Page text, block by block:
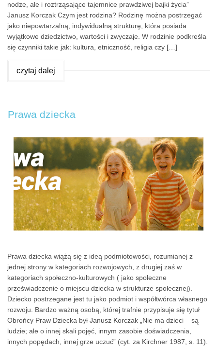
nodze, ale i roztrząsające tajemnice prawdziwej bajki życia”
Janusz Korczak Czym jest rodzina? Rodzinę można postrzegać
jako niepowtarzalną, indywidualną strukturę, która posiada
wyjątkowe dziedzictwo, wartości i zwyczaje. W rodzinie podkreśla
się czynniki takie jak: kultura, etniczność, religia czy […]
czytaj dalej
Prawa dziecka
Prawa dziecka wiążą się z ideą podmiotowości, rozumianej z
jednej strony w kategoriach rozwojowych, z drugiej zaś w
kategoriach społeczno-kulturowych ( jako społeczne
przeświadczenie o miejscu dziecka w strukturze społecznej).
Dziecko postrzegane jest tu jako podmiot i współtwórca własnego
rozwoju. Bardzo ważną osobą, której trafnie przypisuje się tytuł
Obrońcy Praw Dziecka był Janusz Korczak „Nie ma dzieci – są
ludzie; ale o innej skali pojęć, innym zasobie doświadczenia,
innych popędach, innej grze uczuć” (cyt. za Kirchner 1987, s. 11).